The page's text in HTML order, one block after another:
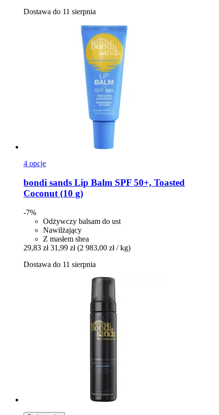
Dostawa do 11 sierpnia
4 opcje
bondi sands Lip Balm SPF 50+, Toasted
Coconut (10 g)
-7%
Odżywczy balsam do ust
Nawilżający
Z masłem shea
29,83 zł 31,99 zł (2 983,00 zł / kg)
Dostawa do 11 sierpnia